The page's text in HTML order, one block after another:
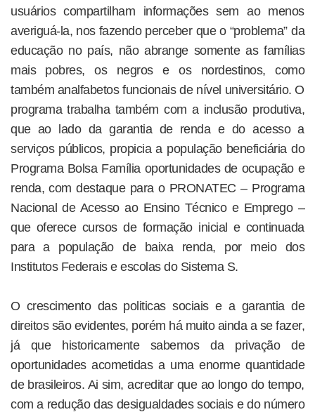
usuários compartilham informações sem ao menos
averiguá-la, nos fazendo perceber que o “problema” da
educação no país, não abrange somente as famílias
mais pobres, os negros e os nordestinos, como
também analfabetos funcionais de nível universitário. O
programa trabalha também com a inclusão produtiva,
que ao lado da garantia de renda e do acesso a
serviços públicos, propicia a população beneficiária do
Programa Bolsa Família oportunidades de ocupação e
renda, com destaque para o PRONATEC – Programa
Nacional de Acesso ao Ensino Técnico e Emprego –
que oferece cursos de formação inicial e continuada
para a população de baixa renda, por meio dos
Institutos Federais e escolas do Sistema S.
O crescimento das politicas sociais e a garantia de
direitos são evidentes, porém há muito ainda a se fazer,
já que historicamente sabemos da privação de
oportunidades acometidas a uma enorme quantidade
de brasileiros. Ai sim, acreditar que ao longo do tempo,
com a redução das desigualdades sociais e do número